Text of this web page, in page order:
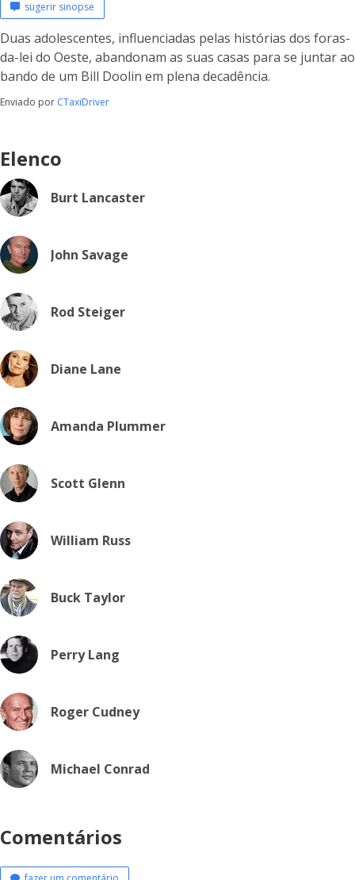
sugerir sinopse
Duas adolescentes, influenciadas pelas histórias dos foras-
da-lei do Oeste, abandonam as suas casas para se juntar ao
bando de um Bill Doolin em plena decadência.
Enviado por CTaxiDriver
Elenco
Burt Lancaster
John Savage
Rod Steiger
Diane Lane
Amanda Plummer
Scott Glenn
William Russ
Buck Taylor
Perry Lang
Roger Cudney
Michael Conrad
Comentários